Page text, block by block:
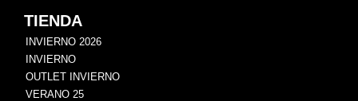
TIENDA
INVIERNO 2026
INVIERNO
OUTLET INVIERNO
VERANO 25